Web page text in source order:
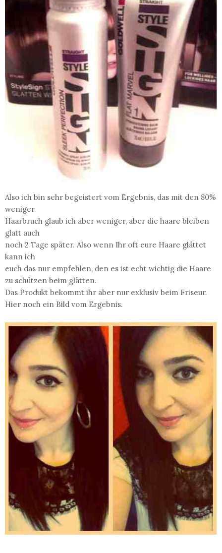
Also ich bin sehr begeistert vom Ergebnis, das mit den 80%
weniger
Haarbruch glaub ich aber weniger, aber die haare bleiben
glatt auch
noch 2 Tage später. Also wenn Ihr oft eure Haare glättet
kann ich
euch das nur empfehlen, den es ist echt wichtig die Haare
zu schützen beim glätten.
Das Produkt bekommt ihr aber nur exklusiv beim Friseur.
Hier noch ein Bild vom Ergebnis.